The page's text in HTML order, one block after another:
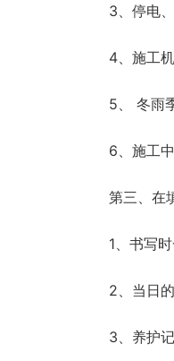
3、停电
4、施工
5、 冬雨
6、施工
第三、在
1、书写
2、当日
3、养护